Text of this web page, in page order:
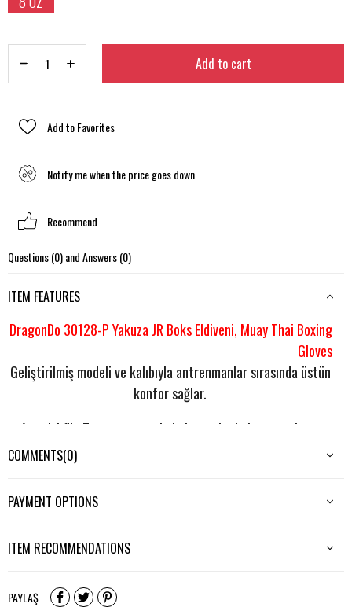
Add to Favorites
Notify me when the price goes down
Recommend
Questions (0) and Answers (0)
ITEM FEATURES
DragonDo 30128-P Yakuza JR Boks Eldiveni, Muay Thai Boxing
Gloves
Geliştirilmiş modeli ve kalıbıyla antrenmanlar sırasında üstün
konfor sağlar.
Avuç içi file Tasarımı sayesinde hava alır, koku ve terleme
Dış yüzeyi dayanıklı PU dur.
Çocuklar için tercih edilebilir
COMMENTS(0)
PAYMENT OPTIONS
ITEM RECOMMENDATIONS
PAYLAŞ